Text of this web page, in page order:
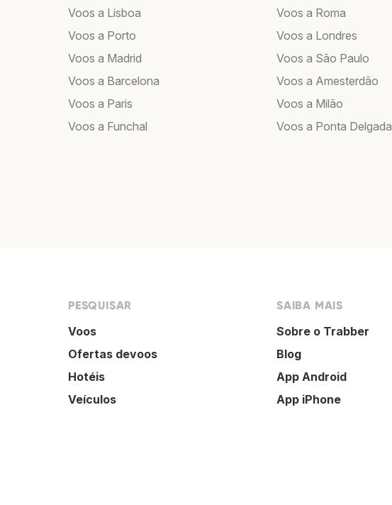
Voos a Lisboa
Voos a Porto
Voos a Madrid
Voos a Barcelona
Voos a Paris
Voos a Funchal
Voos a Roma
Voos a Londres
Voos a São Paulo
Voos a Amesterdão
Voos a Milão
Voos a Ponta Delgada
PESQUISAR
Voos
Ofertas devoos
Hotéis
Veículos
SAIBA MAIS
Sobre o Trabber
Blog
App Android
App iPhone